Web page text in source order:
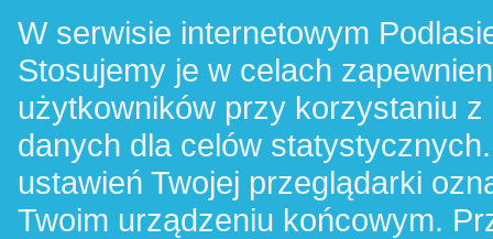
W serwisie internetowym
Stosujemy je w celach
użytkowników przy korzystaniu
danych dla celów
ustawień Twojej przeglądarki
Twoim urządzeniu końcowym.